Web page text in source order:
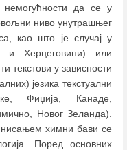
немогућности да се у
ниво унутрашњег
као што је случај у
Херцеговини) или
текстови у зависности
језика текстуални
Фиџија, Канаде,
Новог Зеланда).
химни бави се
Поред основних